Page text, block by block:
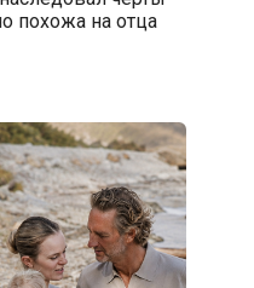
похожа на отца